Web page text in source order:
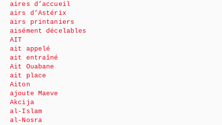
aires d’accueil
airs d’Astérix
airs printaniers
aisément décelables
AIT
ait appelé
ait entraîné
Ait Ouabane
ait place
Aiton
ajoute Maeve
Akcija
al-Islam
al-Nosra